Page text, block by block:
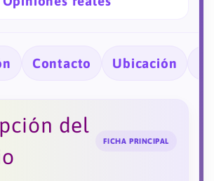
Contacto Ubicación
del
FICHA PRINCIPAL